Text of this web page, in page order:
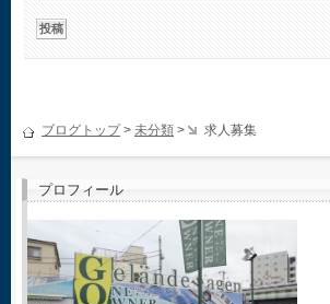
ブログトップ> 未分類 > 求人募集
プロフィール